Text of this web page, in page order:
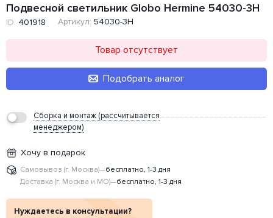
Подвесной светильник Globo Hermine 54030-3H
ID: 401918 Артикул: 54030-3H
Товар отсутствует
Подобрать аналог
Сборка и монтаж (рассчитывается
менеджером)
Хочу в подарок
Самовывоз (г. Москва)—бесплатно, 1-3 дня
Доставка (г. Москва и МО)—бесплатно, 1-3 дня
Нуждаетесь в консультации?